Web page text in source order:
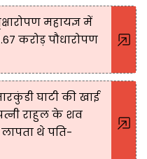
महायज्ञ में
करोड़ पौधारोपण
घाटी की खाई
राहुल के शव
थे पति-